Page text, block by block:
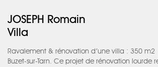
JOSEPH Romain
Villa
Ravalement & rénovation d’une villa : 350
Buzet-sur-Tarn. Ce projet de rénovation lourde